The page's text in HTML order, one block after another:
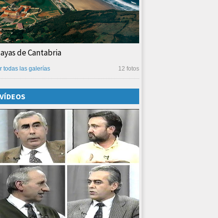
de Cantabria
12 fotos
todas las galerías
VÍDEOS